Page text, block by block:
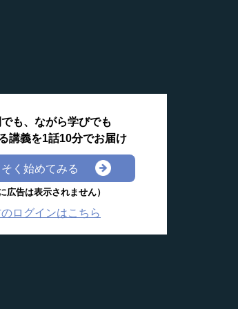
も、ながら学びでも
講義を1話10分でお届け
く始めてみる
広告は表示されません）
ログインはこちら